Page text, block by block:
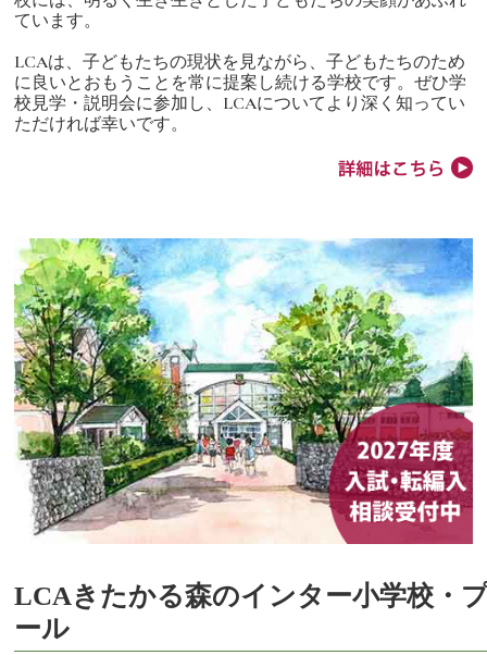
ています。
LCAは、子どもたちの現状を見ながら、子どもたちのため
に良いとおもうことを常に提案し続ける学校です。ぜひ学
校見学・説明会に参加し、LCAについてより深く知ってい
ただければ幸いです。
LCAきたかる森のインター小学校・
ール